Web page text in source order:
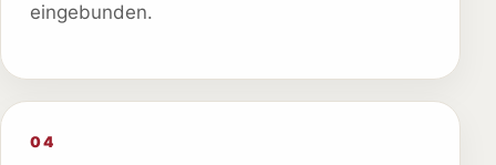
eingebunden.
04